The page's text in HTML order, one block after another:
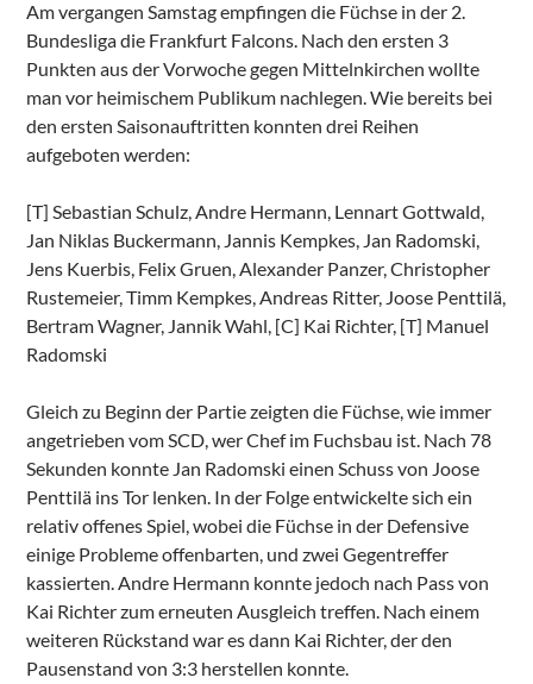
Am vergangen Samstag empfingen die Füchse in der 2.
Bundesliga die Frankfurt Falcons. Nach den ersten 3
Punkten aus der Vorwoche gegen Mittelnkirchen wollte
man vor heimischem Publikum nachlegen. Wie bereits bei
den ersten Saisonauftritten konnten drei Reihen
aufgeboten werden:
[T] Sebastian Schulz, Andre Hermann, Lennart Gottwald,
Jan Niklas Buckermann, Jannis Kempkes, Jan Radomski,
Jens Kuerbis, Felix Gruen, Alexander Panzer, Christopher
Rustemeier, Timm Kempkes, Andreas Ritter, Joose Penttilä,
Bertram Wagner, Jannik Wahl, [C] Kai Richter, [T] Manuel
Radomski
Gleich zu Beginn der Partie zeigten die Füchse, wie immer
angetrieben vom SCD, wer Chef im Fuchsbau ist. Nach 78
Sekunden konnte Jan Radomski einen Schuss von Joose
Penttilä ins Tor lenken. In der Folge entwickelte sich ein
relativ offenes Spiel, wobei die Füchse in der Defensive
einige Probleme offenbarten, und zwei Gegentreffer
kassierten. Andre Hermann konnte jedoch nach Pass von
Kai Richter zum erneuten Ausgleich treffen. Nach einem
weiteren Rückstand war es dann Kai Richter, der den
Pausenstand von 3:3 herstellen konnte.